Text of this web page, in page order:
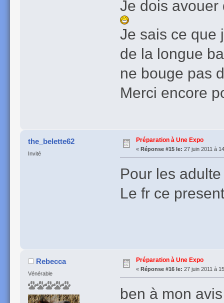
Je dois
Je sais ce que
de la longue
ne bouge pas
Merci encore
the_belette62
Invité
Préparation à Une Expo
« Réponse #15 le: 27 juin 2011 à
Pour les
Le fr ce
Rebecca
Vénérable
Préparation à Une Expo
« Réponse #16 le: 27 juin 2011 à
ben à mon